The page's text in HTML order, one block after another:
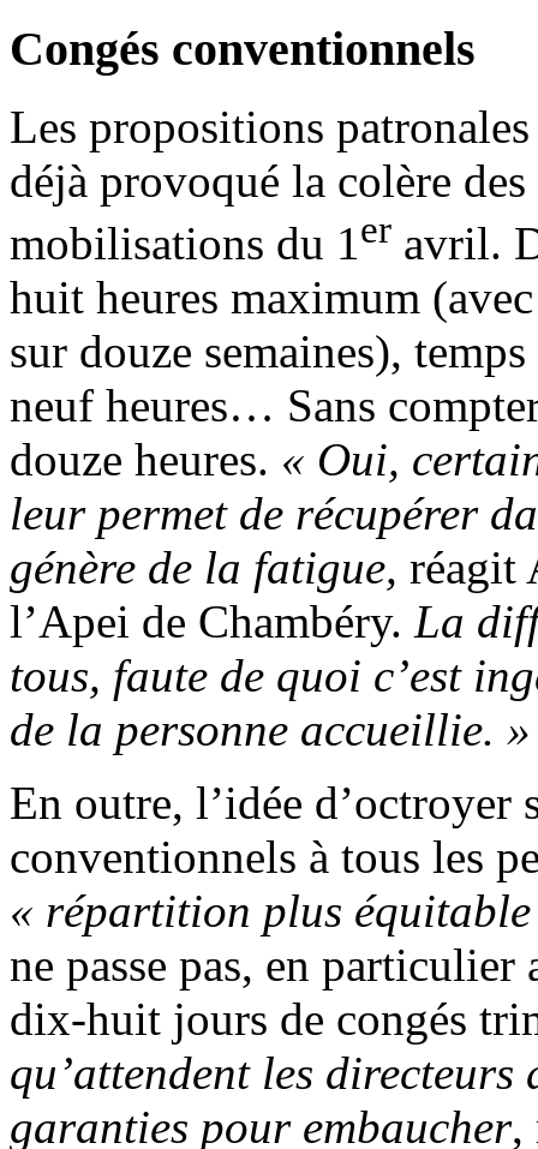
Congés conventionnels
Les propositions
déjà provoqué la colère
mobilisations du 1er avril.
huit heures maximum
sur douze semaines),
neuf heures… Sans
douze heures. « Oui,
leur permet de récupérer
génère de la fatigue, réagit
l’Apei de Chambéry. La
tous, faute de quoi c’est
de la personne accueillie. »
En outre, l’idée d’octroyer
conventionnels à tous les
« répartition plus équitable
ne passe pas, en particulier
dix-huit jours de congés
qu’attendent les
garanties pour embaucher,